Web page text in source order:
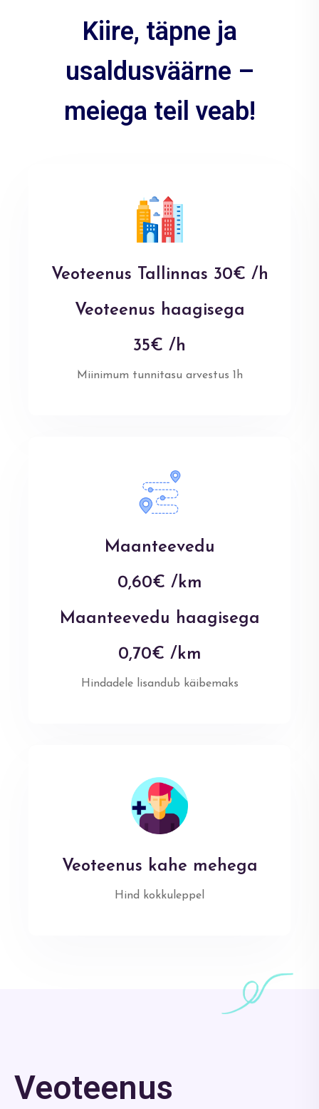
Kiire, täpne ja
usaldusväärne –
meiega teil veab!
Veoteenus Tallinnas 30€ /h
Veoteenus haagisega
35€ /h
Miinimum tunnitasu arvestus 1h
Maanteevedu
0,60€ /km
Maanteevedu haagisega
0,70€ /km
Hindadele lisandub käibemaks
Veoteenus kahe mehega
Hind kokkuleppel
Veoteenus